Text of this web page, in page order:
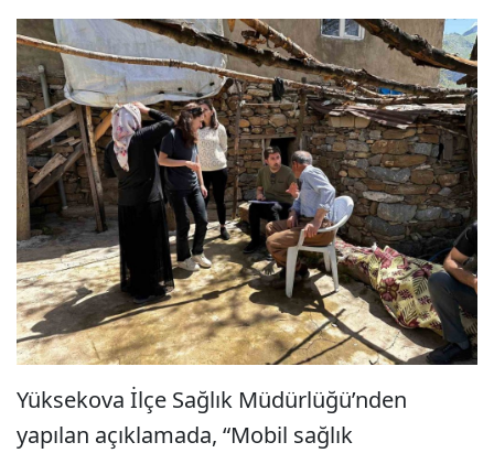
Yüksekova İlçe Sağlık Müdürlüğü’nden
yapılan açıklamada, “Mobil sağlık